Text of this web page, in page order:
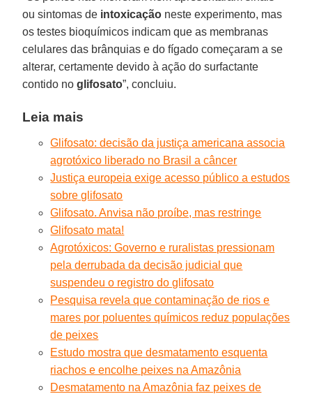
ou sintomas de intoxicação neste experimento, mas
os testes bioquímicos indicam que as membranas
celulares das brânquias e do fígado começaram a se
alterar, certamente devido à ação do surfactante
contido noglifosato”, concluiu.
Leia mais
Glifosato: decisão da justiça americana associa
agrotóxico liberado no Brasil a câncer
Justiça europeia exige acesso público a estudos
sobre glifosato
Glifosato. Anvisa não proíbe, mas restringe
Glifosato mata!
Agrotóxicos: Governo e ruralistas pressionam
pela derrubada da decisão judicial que
suspendeu o registro do glifosato
Pesquisa revela que contaminação de rios e
mares por poluentes químicos reduz populações
de peixes
Estudo mostra que desmatamento esquenta
riachos e encolhe peixes na Amazônia
Desmatamento na Amazônia faz peixes de